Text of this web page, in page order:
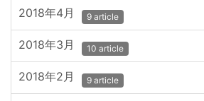
2018年4月 9 article
2018年3月 10 article
2018年2月 9 article